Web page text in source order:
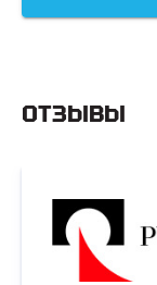
ОТЗЫВЫ